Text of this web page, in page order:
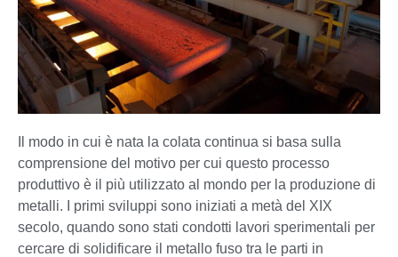
Il modo in cui è nata la colata continua si basa sulla
comprensione del motivo per cui questo processo
produttivo è il più utilizzato al mondo per la produzione di
metalli. I primi sviluppi sono iniziati a metà del XIX
secolo, quando sono stati condotti lavori sperimentali per
cercare di solidificare il metallo fuso tra le parti in